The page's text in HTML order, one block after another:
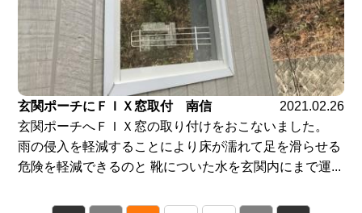
玄関ポーチにＦＩＸ窓取付 南信
2021.02.26
玄関ポーチへＦＩＸ窓の取り付けをおこないました。
雨の侵入を軽減することにより床が濡れて足を滑らせる
危険を軽減できるのと 靴についた水を玄関内にまで運...